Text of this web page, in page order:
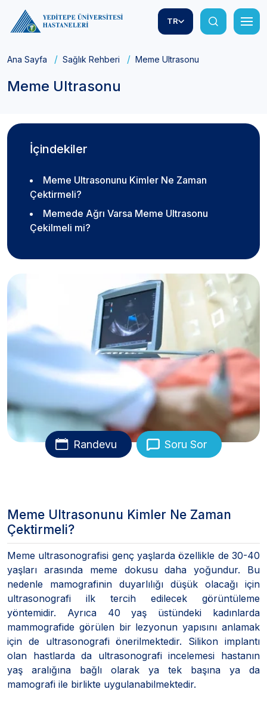
TR
Ana Sayfa Sağlık Rehberi Meme Ultrasonu
Meme Ultrasonu
İçindekiler
Meme Ultrasonunu Kimler Ne Zaman
Çektirmeli?
Memede Ağrı Varsa Meme Ultrasonu
Çekilmeli mi?
Randevu Soru Sor
Meme Ultrasonunu Kimler Ne Zaman
Çektirmeli?
Meme ultrasonografisi genç yaşlarda özellikle de 30-40
yaşları arasında meme dokusu daha yoğundur. Bu
nedenle mamografinin duyarlılığı düşük olacağı için
ultrasonografi ilk tercih edilecek görüntüleme
yöntemidir. Ayrıca 40 yaş üstündeki kadınlarda
mammografide görülen bir lezyonun yapısını anlamak
için de ultrasonografi önerilmektedir. Silikon implantı
olan hastlarda da ultrasonografi incelemesi hastanın
yaş aralığına bağlı olarak ya tek başına ya da
mamografi ile birlikte uygulanabilmektedir.